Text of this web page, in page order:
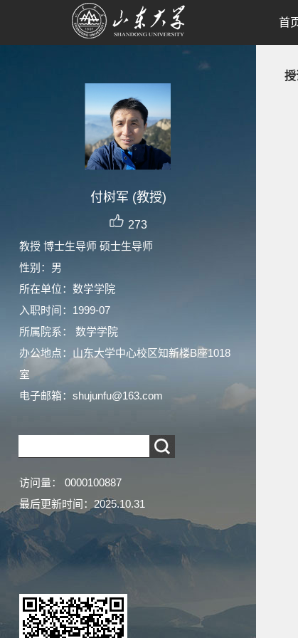
付树军 (教授)
273
教授 博士生导师 硕士生导师
性别：男
所在单位：数学学院
入职时间：1999-07
所属院系： 数学学院
办公地点：山东大学中心校区知新楼B座1018
室
电子邮箱： shujunfu@163.com
访问量： 0000100887
最后更新时间： 2025.10.31
首
授